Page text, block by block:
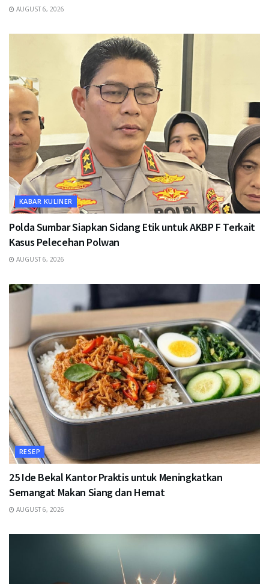
AUGUST 6, 2026
KABAR KULINER
Polda Sumbar Siapkan Sidang Etik untuk AKBP F Terkait
Kasus Pelecehan Polwan
AUGUST 6, 2026
RESEP
25 Ide Bekal Kantor Praktis untuk Meningkatkan
Semangat Makan Siang dan Hemat
AUGUST 6, 2026